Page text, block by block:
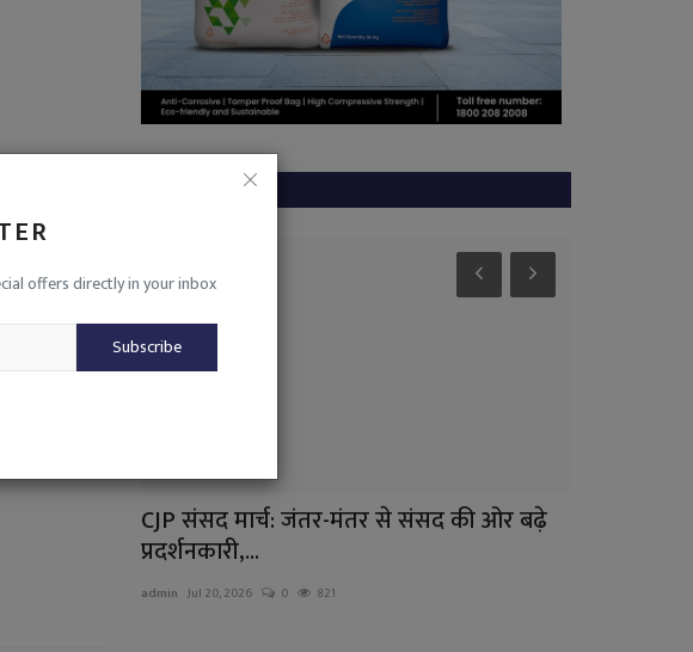
offers directly in your inbox
Subscribe
RANDOM POSTS
CJP संसद मार्च: जंतर-मंतर से संसद की ओर बढ़े
प्रदर्शनकारी,...
admin Jul 20, 2026 0 821